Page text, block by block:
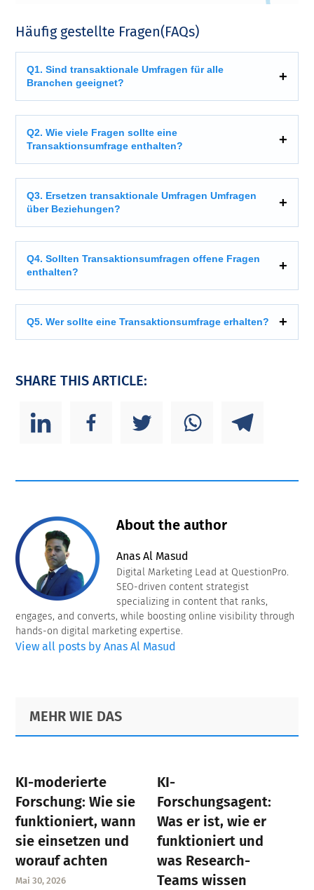
Häufig gestellte Fragen(FAQs)
Q1. Sind transaktionale Umfragen für alle
Branchen geeignet?
Q2. Wie viele Fragen sollte eine
Transaktionsumfrage enthalten?
Q3. Ersetzen transaktionale Umfragen Umfragen
über Beziehungen?
Q4. Sollten Transaktionsumfragen offene Fragen
enthalten?
Q5. Wer sollte eine Transaktionsumfrage erhalten?
SHARE THIS ARTICLE:
About the author
Anas Al Masud
Digital Marketing Lead at QuestionPro.
SEO-driven content strategist
specializing in content that ranks,
engages, and converts, while boosting online visibility through
hands-on digital marketing expertise.
View all posts by Anas Al Masud
Primary
Sidebar
Footer
MEHR WIE DAS
KI-moderierte
Forschung: Wie sie
funktioniert, wann
sie einsetzen und
worauf achten
Mai 30, 2026
KI-
Forschungsagent:
Was er ist, wie er
funktioniert und
was Research-
Teams wissen